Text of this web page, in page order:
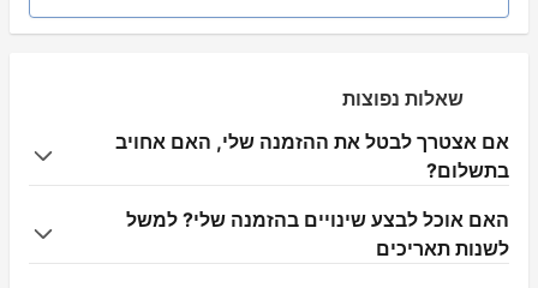
שאלות נפוצות
אם אצטרך לבטל את ההזמנה שלי, האם אחויב
בתשלום?
האם אוכל לבצע שינויים בהזמנה שלי? למשל
לשנות תאריכים